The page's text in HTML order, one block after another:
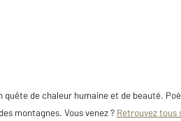
quête de chaleur humaine et de beauté.
montagnes. Vous venez ? Retrouvez tous